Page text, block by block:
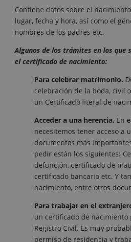
Contiene datos sobre el
lugar, fecha y hora, así como el
nombres de los padres etc.
Algunos de los trámites en los que
el certificado de nacimiento:
Para celebrar matrimonio.
celebración de la boda, civil
un Certificado literal de
Acceder a una herencia. En
necesitemos tener acceso a
documentos más
pedir están los siguientes:
defunción, certificado de
certificado bancario etc. Y
nacimiento, entre otros
Para trabajar en el
un certificado de
Registro Civil. Es muy
permiso de residencia y